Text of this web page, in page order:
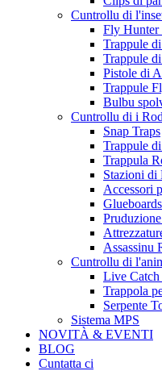
Cuntrollu di
Fly
Trappule
Trappule
Pistole di
Trappule
Bulbu
Cuntrollu di i
Snap Traps
Trappule
Trappula
Stazioni di
Accessori
Glueboards
Assassinu
Cuntrollu di
Live Catch
Trappola
Serpente
Sistema MPS
NOVITÀ & EVENTI
BLOG
Cuntatta ci